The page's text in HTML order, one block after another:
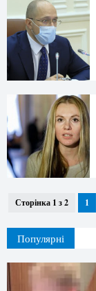
Сторінка 1 з 2 1
Популярні